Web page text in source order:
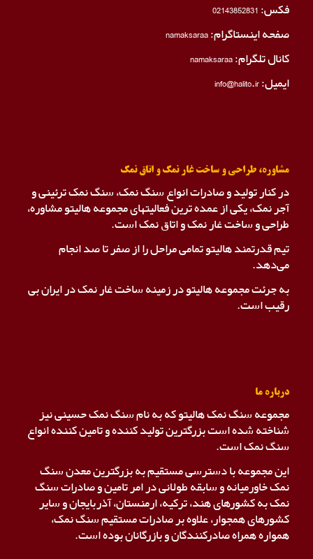
فکس:02143852831
صفحه اینستاگرام:namaksaraa
کانال تلگرام:namaksaraa
ایمیل: info@halito.ir
مشاوره، طراحی و ساخت غار نمک و اتاق نمک
در کنار تولید و صادرات انواع سنگ نمک، سنگ نمک ترئینی و
آجر نمک، یکی از عمده ترین فعالیتهای مجموعه هالیتو مشاوره،
طراحی و ساخت غار نمک و اتاق نمک است.
تیم قدرتمند هالیتو تمامی مراحل را از صفر تا صد انجام
می‌دهد.
به جرئت مجموعه هالیتو در زمینه ساخت غار نمک در ایران بی
رقیب است.
درباره ما
مجموعه سنگ نمک هالیتو که به نام سنگ نمک حسینی نیز
شناخته شده است بزرگترین تولید کننده و تامین کننده انواع
سنگ نمک است.
این مجموعه با دسترسی مستقیم به بزرگترین معدن سنگ
نمک خاورمیانه و سابقه طولانی در امر تامین و صادرات سنگ
نمک به کشورهای هند، ترکیه، ارمنستان، آذربایجان و سایر
کشورهای همجوار، علاوه بر صادرات مستقیم سنگ نمک،
همواره همراه صادرکنندگان و بازرگانان بوده است.